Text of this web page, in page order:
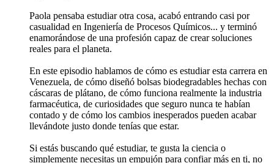
Paola pensaba estudiar otra cosa, acabó entrando casi por
casualidad en Ingeniería de Procesos Químicos... y terminó
enamorándose de una profesión capaz de crear soluciones
reales para el planeta.
En este episodio hablamos de cómo es estudiar esta carrera en
Venezuela, de cómo diseñó bolsas biodegradables hechas con
cáscaras de plátano, de cómo funciona realmente la industria
farmacéutica, de curiosidades que seguro nunca te habían
contado y de cómo los cambios inesperados pueden acabar
llevándote justo donde tenías que estar.
Si estás buscando qué estudiar, te gusta la ciencia o
simplemente necesitas un empujón para confiar más en ti, no